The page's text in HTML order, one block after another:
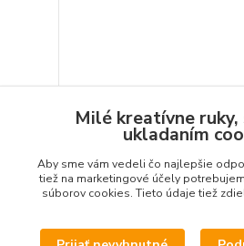
7,33 € balenie
bez DPH
Pridať do
Milé kreatívne
ukladaním
Aby sme vám vedeli čo najlepšie
tiež na marketingové účely
súborov cookies. Tieto údaje tiež